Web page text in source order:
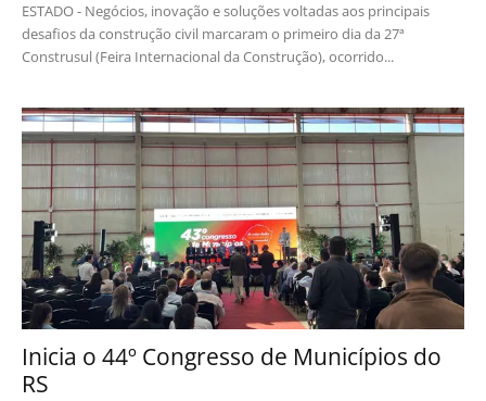
ESTADO - Negócios, inovação e soluções voltadas aos principais
desafios da construção civil marcaram o primeiro dia da 27ª
Construsul (Feira Internacional da Construção), ocorrido...
Inicia o 44º Congresso de Municípios do
RS